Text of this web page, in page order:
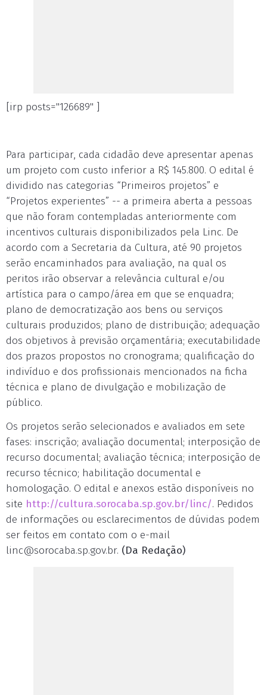
[irp posts="126689" ]
Para participar, cada cidadão deve apresentar apenas
um projeto com custo inferior a R$ 145.800. O edital é
dividido nas categorias “Primeiros projetos” e
“Projetos experientes” -- a primeira aberta a pessoas
que não foram contempladas anteriormente com
incentivos culturais disponibilizados pela Linc. De
acordo com a Secretaria da Cultura, até 90 projetos
serão encaminhados para avaliação, na qual os
peritos irão observar a relevância cultural e/ou
artística para o campo/área em que se enquadra;
plano de democratização aos bens ou serviços
culturais produzidos; plano de distribuição; adequação
dos objetivos à previsão orçamentária; executabilidade
dos prazos propostos no cronograma; qualificação do
indivíduo e dos profissionais mencionados na ficha
técnica e plano de divulgação e mobilização de
público.
Os projetos serão selecionados e avaliados em sete
fases: inscrição; avaliação documental; interposição de
recurso documental; avaliação técnica; interposição de
recurso técnico; habilitação documental e
homologação. O edital e anexos estão disponíveis no
site http://cultura.sorocaba.sp.gov.br/linc/. Pedidos
de informações ou esclarecimentos de dúvidas podem
ser feitos em contato com o e-mail
linc@sorocaba.sp.gov.br. (Da Redação)